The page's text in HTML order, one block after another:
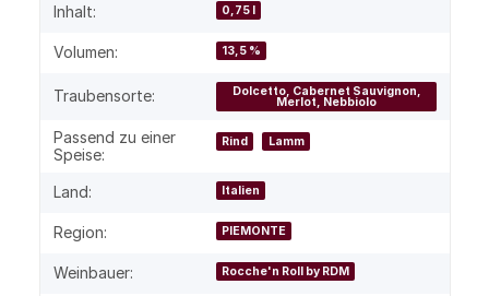
Inhalt: 0,75 l
Volumen: 13,5 %
Traubensorte: Dolcetto, Cabernet Sauvignon,
Merlot, Nebbiolo
Passend zu einer
Speise:
Rind Lamm
Land: Italien
Region: PIEMONTE
Weinbauer: Rocche'n Roll by RDM